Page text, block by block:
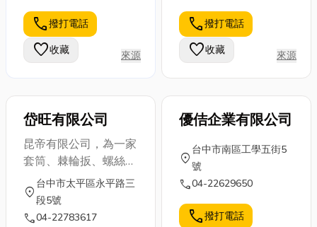
call撥打電話
favorite收藏 來源
call撥打電話
favorite收藏 來源
岱旺有限公司
昆帝有限公司，為一家
套筒、棘輪扳、螺絲攻
螺模座組的製造商，公
司重視產品品質、期，
並有產品設計研發部
location_on
台中市太平區永平路三
段5號
call04-22783617
優佶企業有限公司
location_on
台中市南區工學五街5
號
call04-22629650
call撥打電話